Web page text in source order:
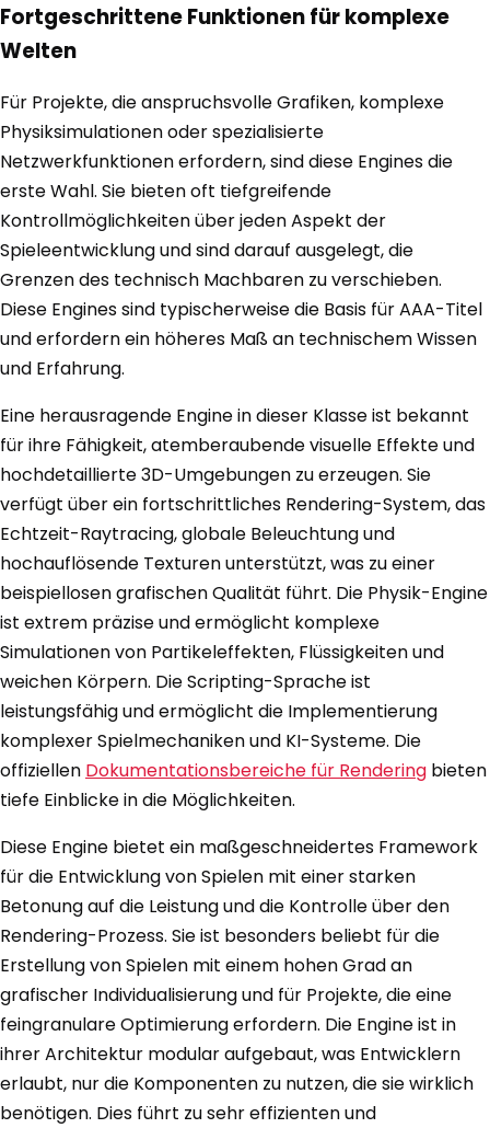
Fortgeschrittene Funktionen für komplexe
Welten
Für Projekte, die anspruchsvolle Grafiken, komplexe
Physiksimulationen oder spezialisierte
Netzwerkfunktionen erfordern, sind diese Engines die
erste Wahl. Sie bieten oft tiefgreifende
Kontrollmöglichkeiten über jeden Aspekt der
Spieleentwicklung und sind darauf ausgelegt, die
Grenzen des technisch Machbaren zu verschieben.
Diese Engines sind typischerweise die Basis für AAA-Titel
und erfordern ein höheres Maß an technischem Wissen
und Erfahrung.
Eine herausragende Engine in dieser Klasse ist bekannt
für ihre Fähigkeit, atemberaubende visuelle Effekte und
hochdetaillierte 3D-Umgebungen zu erzeugen. Sie
verfügt über ein fortschrittliches Rendering-System, das
Echtzeit-Raytracing, globale Beleuchtung und
hochauflösende Texturen unterstützt, was zu einer
beispiellosen grafischen Qualität führt. Die Physik-Engine
ist extrem präzise und ermöglicht komplexe
Simulationen von Partikeleffekten, Flüssigkeiten und
weichen Körpern. Die Scripting-Sprache ist
leistungsfähig und ermöglicht die Implementierung
komplexer Spielmechaniken und KI-Systeme. Die
offiziellen Dokumentationsbereiche für Rendering bieten
tiefe Einblicke in die Möglichkeiten.
Diese Engine bietet ein maßgeschneidertes Framework
für die Entwicklung von Spielen mit einer starken
Betonung auf die Leistung und die Kontrolle über den
Rendering-Prozess. Sie ist besonders beliebt für die
Erstellung von Spielen mit einem hohen Grad an
grafischer Individualisierung und für Projekte, die eine
feingranulare Optimierung erfordern. Die Engine ist in
ihrer Architektur modular aufgebaut, was Entwicklern
erlaubt, nur die Komponenten zu nutzen, die sie wirklich
benötigen. Dies führt zu sehr effizienten und